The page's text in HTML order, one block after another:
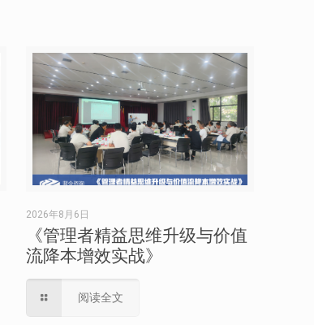
2026年8月6日
《管理者精益思维升级与价值
流降本增效实战》
阅读全文